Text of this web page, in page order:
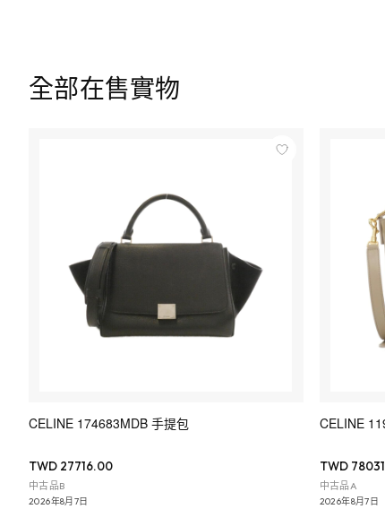
全部在售實物
CELINE 174683MDB 手提包
TWD 27716.00
中古品B
2026年8月7日
CELINE
TWD
中古品A
2026年8月7日